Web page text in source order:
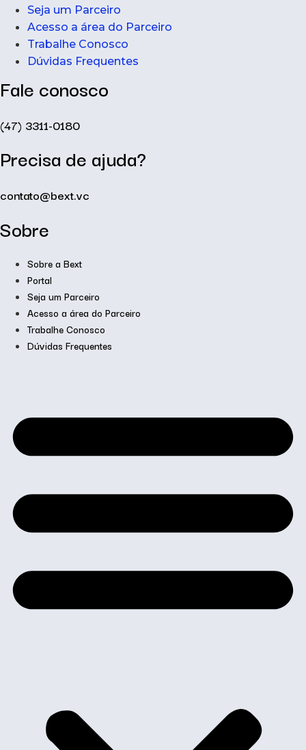
Seja um Parceiro
Acesso a área do Parceiro
Trabalhe Conosco
Dúvidas Frequentes
Fale conosco
(47) 3311-0180
Precisa de ajuda?
contato@bext.vc
Sobre
Sobre a Bext
Portal
Seja um Parceiro
Acesso a área do Parceiro
Trabalhe Conosco
Dúvidas Frequentes